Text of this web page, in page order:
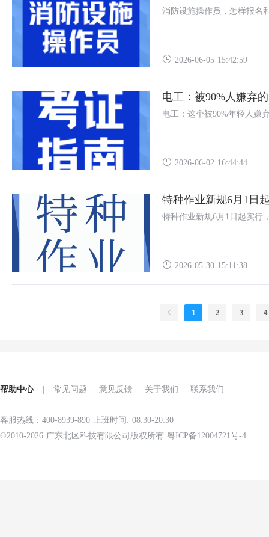
消防设施操作员，怎样报名
2026-06-05 15:42:59
电工：被90%人嫌弃
电工：这个被90%年轻人嫌
2026-06-02 16:44:44
特种作业新规6月1日
特种作业新规6月1日起实行
2026-05-30 15:11:38
1 2 3 4
帮助中心 常见问题 意见反馈 关于我们 联系我们
客服热线：400-8939-890 上班时间: 08:30-20:30
©2010-2026 广东北区科技有限公司版权所有 粤ICP备12004721号-4